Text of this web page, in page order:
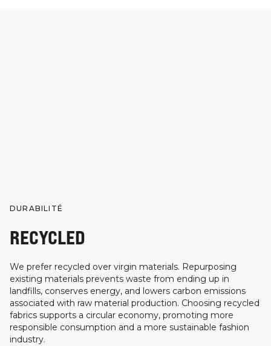
DURABILITÉ
RECYCLED
We prefer recycled over virgin materials. Repurposing
existing materials prevents waste from ending up in
landfills, conserves energy, and lowers carbon emissions
associated with raw material production. Choosing recycled
fabrics supports a circular economy, promoting more
responsible consumption and a more sustainable fashion
industry.